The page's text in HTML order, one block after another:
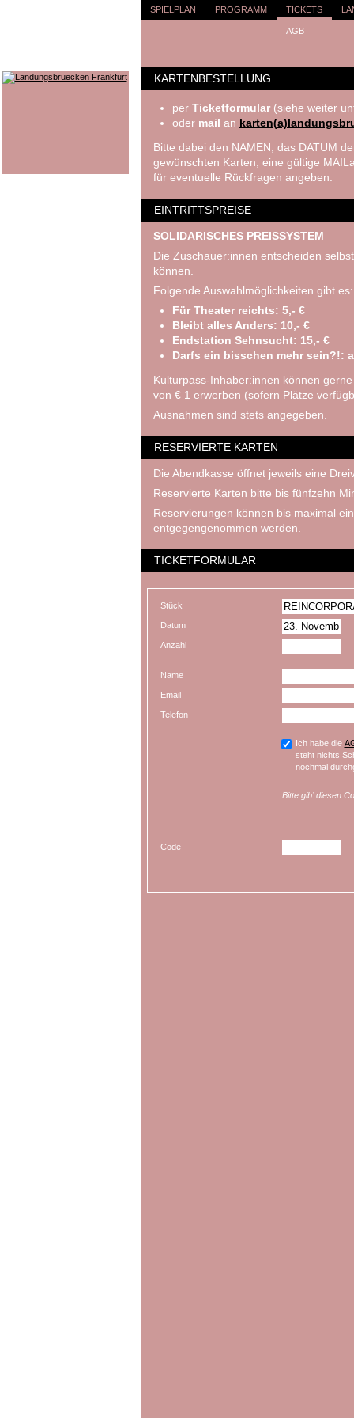
SPIELPLAN PROGRAMM TICKETS
AGB
KARTENBESTELLUNG
per Ticketformular(siehe weiter
oder mail an
Bitte dabei den NAMEN, das DATUM
gewünschten Karten, eine gültige
für eventuelle Rückfragen angeben.
EINTRITTSPREISE
SOLIDARISCHES PREISSYSTEM
Die Zuschauer:innen entscheiden
können.
Folgende Auswahlmöglichkeiten gibt es:
Für Theater reichts: 5,- €
Bleibt alles Anders: 10,- €
Endstation Sehnsucht: 15,- €
Darfs ein bisschen mehr sein?!:
Kulturpass-Inhaber:innen können
von € 1 erwerben (sofern Plätze
Ausnahmen sind stets angegeben.
RESERVIERTE KARTEN
Die Abendkasse öffnet jeweils eine
Reservierte Karten bitte bis fünfzehn
Reservierungen können bis maximal
entgegengenommen werden.
TICKETFORMULAR
Stück
Datum
Anzahl
Name
Email
Telefon
Ich habe die
steht nichts
nochmal
Bitte gib’ diesen
Code